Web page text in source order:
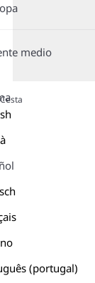
medio
(portugal)
Cesta